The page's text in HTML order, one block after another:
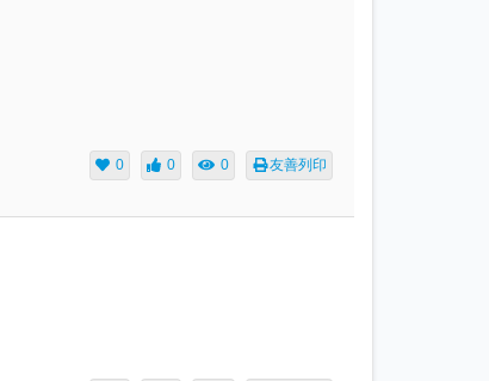
0 0 0 友善列印